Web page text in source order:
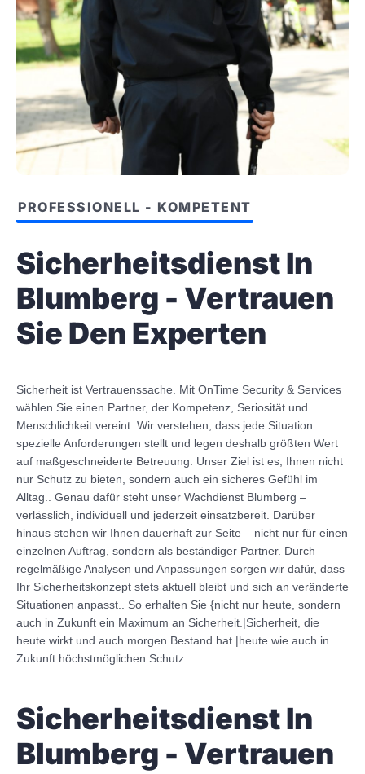
PROFESSIONELL - KOMPETENT
Sicherheitsdienst In
Blumberg - Vertrauen
Sie Den Experten
Sicherheit ist Vertrauenssache. Mit OnTime Security & Services
wählen Sie einen Partner, der Kompetenz, Seriosität und
Menschlichkeit vereint. Wir verstehen, dass jede Situation
spezielle Anforderungen stellt und legen deshalb größten Wert
auf maßgeschneiderte Betreuung. Unser Ziel ist es, Ihnen nicht
nur Schutz zu bieten, sondern auch ein sicheres Gefühl im
Alltag.. Genau dafür steht unser Wachdienst Blumberg –
verlässlich, individuell und jederzeit einsatzbereit. Darüber
hinaus stehen wir Ihnen dauerhaft zur Seite – nicht nur für einen
einzelnen Auftrag, sondern als beständiger Partner. Durch
regelmäßige Analysen und Anpassungen sorgen wir dafür, dass
Ihr Sicherheitskonzept stets aktuell bleibt und sich an veränderte
Situationen anpasst.. So erhalten Sie {nicht nur heute, sondern
auch in Zukunft ein Maximum an Sicherheit.|Sicherheit, die
heute wirkt und auch morgen Bestand hat.|heute wie auch in
Zukunft höchstmöglichen Schutz.
Sicherheitsdienst In
Blumberg - Vertrauen